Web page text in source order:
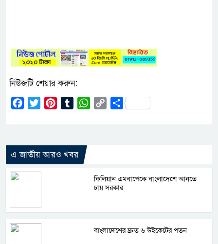
নিউজটি শেয়ার করুন:
Facebook
Twitter PinterestTumblrWhatsApp
CopyShare
এ জাতীয় আরও খবর
কিলিয়ান এমবাপেকে বাংলাদেশে আনতে
চায় সরকার
বাংলাদেশের দ্রুত ৬ উইকেটের পতন